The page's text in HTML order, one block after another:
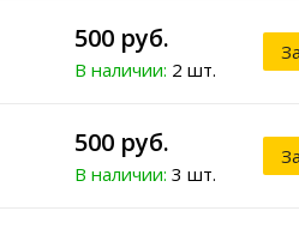
500 руб.
В наличии: 2 шт.
500 руб.
В наличии: 3 шт.